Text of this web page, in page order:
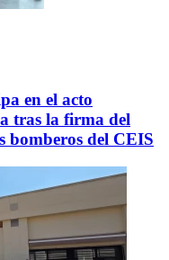
en el acto
tras la firma del
bomberos del CEIS